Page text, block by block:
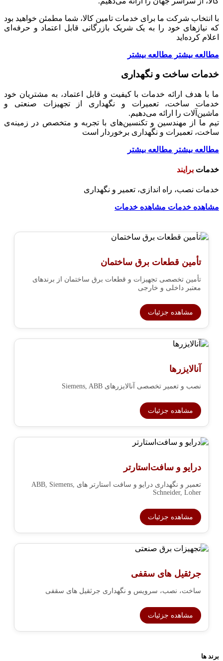
با انتخاب شرکت ما برای خدمات تامین کالا، شما مطمئن خواهید بود
که نیازهای خود را به یک شریک بازرگانی قابل اعتماد و حرفه‌ای
اعلام کرده‌اید
مطالعه بیشتر مطالعه بیشتر
خدمات ساخت و نگهداری
ما با هدف ارائه خدمات با کیفیت و قابل اعتماد، به مشتریان خود
خدمات ساخت، تعمیرات و نگهداری از تجهیزات صنعتی و
ماشین‌آلات را ارائه می‌دهیم.
تیم ما از مهندسین و تکنسین‌های با تجربه و متخصص در زمینه‌ی
ساخت، تعمیرات و نگهداری برخوردار است
مطالعه بیشتر مطالعه بیشتر
خدمات برایند
خدمات نصب، راه اندازی، تعمیر و نگهداری
مشاهده خدمات مشاهده خدمات
تأمین قطعات برق ساختمان
تأمین تخصصی تجهیزات و قطعات برق ساختمان از برندهای
معتبر داخلی و خارجی
مشاهده جزئیات
آنالایزرها
نصب و تعمیر تخصصی آنالایزرهای Siemens, ABB
مشاهده جزئیات
درایو و سافت‌استارتر
تعمیر و نگهداری درایو و سافت استارتر های ABB, Siemens,
Schneider, Loher
مشاهده جزئیات
جرثقیل های سقفی
ساخت، نصب، سرویس و نگهداری جرثقیل های سقفی
مشاهده جزئیات
برند ها